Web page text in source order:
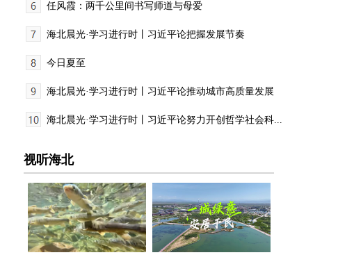
任风霞：两千公里间书写师道与母爱
海北晨光·学习进行时丨习近平论把握发展节奏
今日夏至
海北晨光·学习进行时丨习近平论推动城市高质量发展
海北晨光·学习进行时丨习近平论努力开创哲学社会科...
视听海北